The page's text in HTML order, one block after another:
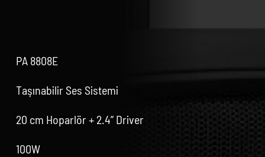
PA 8808E
Taşınabilir Ses Sistemi
20 cm Hoparlör + 2.4” Driver
100W